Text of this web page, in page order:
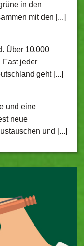
in den
mit den [...]
Über 10.000
Fast jeder
geht [...]
und eine
neue
und [...]